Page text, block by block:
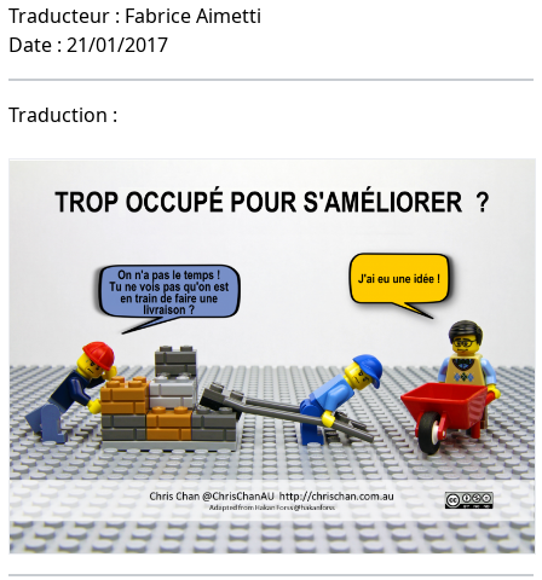
Traducteur : Fabrice Aimetti
Date : 21/01/2017
Traduction :